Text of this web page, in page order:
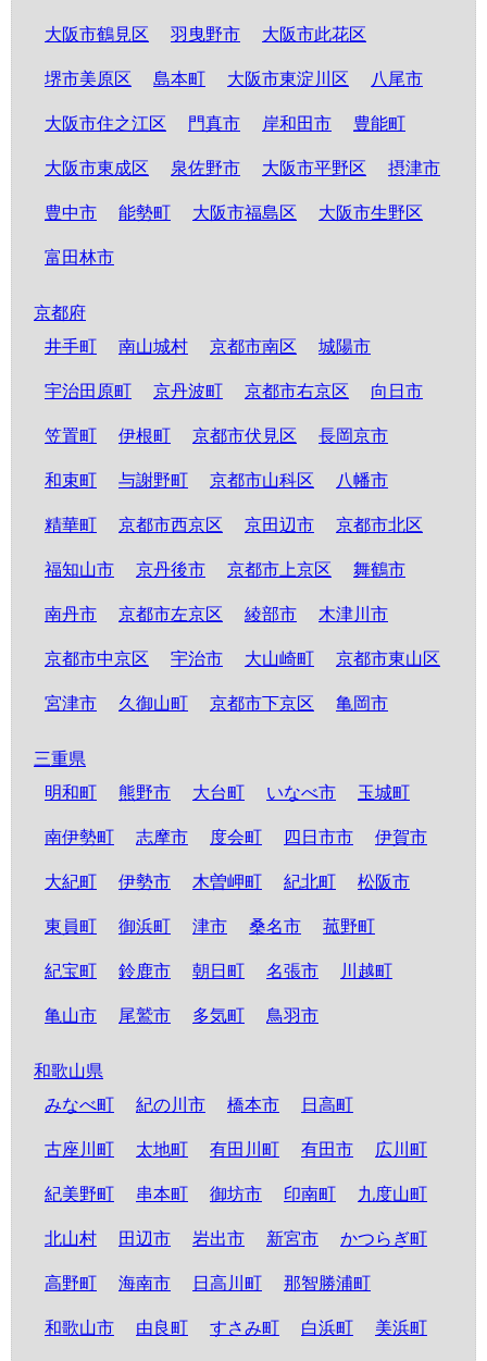
大阪市鶴見区 羽曳野市 大阪市此花区
堺市美原区 島本町 大阪市東淀川区 八尾市
大阪市住之江区 門真市 岸和田市 豊能町
大阪市東成区 泉佐野市 大阪市平野区 摂津市
豊中市 能勢町 大阪市福島区 大阪市生野区
富田林市
京都府
井手町
南山城村 京都市南区 城陽市
宇治田原町 京丹波町 京都市右京区 向日市
笠置町 伊根町 京都市伏見区 長岡京市
和束町 与謝野町 京都市山科区 八幡市
精華町 京都市西京区 京田辺市 京都市北区
福知山市 京丹後市 京都市上京区 舞鶴市
南丹市 京都市左京区 綾部市 木津川市
京都市中京区 宇治市 大山崎町 京都市東山区
宮津市 久御山町 京都市下京区 亀岡市
三重県
明和町
熊野市 大台町 いなべ市 玉城町
南伊勢町 志摩市 度会町 四日市市 伊賀市
大紀町 伊勢市 木曽岬町 紀北町 松阪市
東員町 御浜町 津市 桑名市 菰野町
紀宝町 鈴鹿市 朝日町 名張市 川越町
亀山市 尾鷲市 多気町 鳥羽市
和歌山県
みなべ町
紀の川市 橋本市 日高町
古座川町 太地町 有田川町 有田市 広川町
紀美野町 串本町 御坊市 印南町 九度山町
北山村 田辺市 岩出市 新宮市 かつらぎ町
高野町 海南市 日高川町 那智勝浦町
和歌山市 由良町 すさみ町 白浜町 美浜町